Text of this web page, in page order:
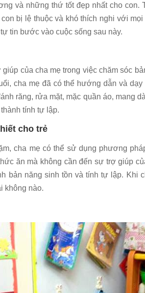
và những thứ tốt đẹp nhất cho con.
bị lệ thuộc và khó thích nghi với
tin bước vào cuộc sống sau này.
của cha mẹ trong việc chăm sóc
cha mẹ đã có thể hướng dẫn và
răng, rửa mặt, mặc quần áo, mang
tính tự lập.
cho trẻ
cha mẹ có thể sử dụng phương
ăn mà không cần đến sự trợ giúp
bản năng sinh tồn và tính tự lập. Khi
không nào.